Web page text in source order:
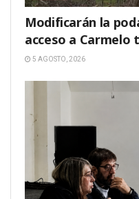
Modificarán la
acceso a Carmelo
5 AGOSTO, 2026